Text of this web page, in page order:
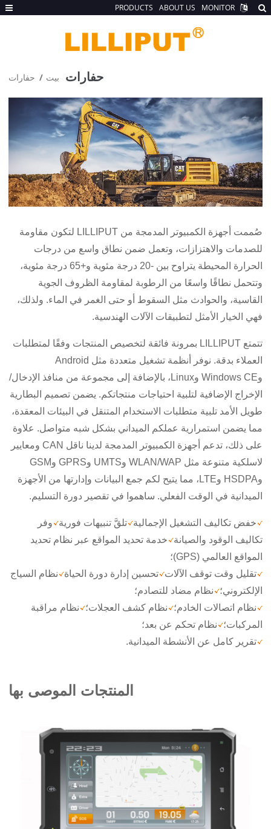
حفارات بيت حفارات
صُممت أجهزة الكمبيوتر المدمجة من LILLIPUT لتكون مقاومة
للصدمات والاهتزازات، وتعمل ضمن نطاق واسع من درجات
الحرارة المحيطة يتراوح بين -20 درجة مئوية و+65 درجة مئوية،
وتتحمل نطاقًا واسعًا من الرطوبة لمقاومة الظروف الجوية
القاسية، والحوادث مثل السقوط أو حتى الغمر في الماء. ولذلك،
فهي الخيار الأمثل لتطبيقات الآلات الهندسية.
تتمتع LILLIPUT بمرونة فائقة لتخصيص المنتجات وفقًا لمتطلبات
العملاء بدقة. نوفر أنظمة تشغيل متعددة مثل Android
وWindows CE وLinux، بالإضافة إلى مجموعة من منافذ الإدخال/
الإخراج الإضافية لتلبية احتياجات منتجاتكم. يضمن تصميم البطارية
طويل الأمد تلبية متطلبات الاستخدام المتنقل في البيئات المعقدة،
مما يضمن استمرارية عملكم الميداني بشكل شبه متواصل. علاوة
على ذلك، تدعم أجهزة الكمبيوتر المدمجة لدينا ناقل CAN ومعايير
لاسلكية متنوعة مثل WLAN/WAP وUMTS وGPRS وGSM
وHSDPA وLTE، مما يتيح لكم جمع البيانات وإدارتها من الأجهزة
الميدانية في الوقت الفعلي. ساهموا في تقصير دورة التسليم.
خفض تكاليف التشغيل الإجمالية تلقَّ تنبيهات فورية
وفر
تكاليف الوقود والصيانة
خدمة تحديد المواقع عبر نظام تحديد
المواقع العالمي (GPS)؛
تقليل وقت توقف الآلات تحسين إدارة دورة الحياة
نظام السياج
الإلكتروني؛
نظام مضاد للتصادم؛
نظام اتصالات الخادم؛
نظام كشف العجلات؛
نظام مراقبة
المركبات؛
نظام تحكم عن بعد؛
تقرير كامل عن الأنشطة الميدانية.
المنتجات الموصى بها
PRODUCTS ABOUT US MONITOR